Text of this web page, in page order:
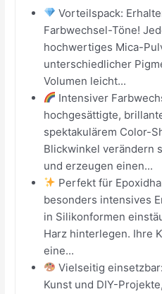
Vorteilspack:
Farbwechsel-Töne!
hochwertiges Mica-
unterschiedlicher
Volumen leicht...
Intensiver
hochgesättigte,
spektakulärem Color-
Blickwinkel verändern
und erzeugen einen...
Perfekt für
besonders intensives
in Silikonformen
Harz hinterlegen. Ihre
eine...
Vielseitig
Kunst und DIY-